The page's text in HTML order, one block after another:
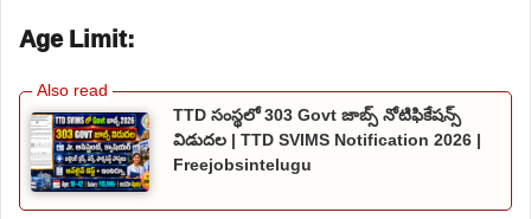
Age Limit:
TTD సంస్థలో 303 Govt జాబ్స్ నోటిఫికేషన్స్
విడుదల | TTD SVIMS Notification 2026 |
Freejobsintelugu